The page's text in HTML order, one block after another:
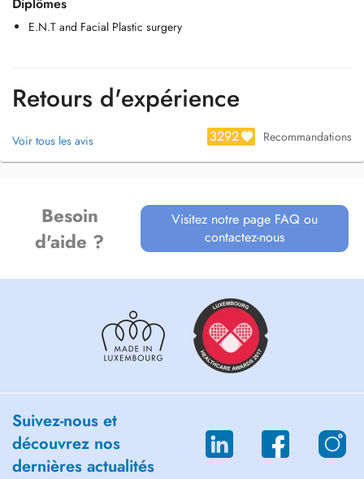
téléphone ou par mail:
E.N.T and Facial Plastic surgery
Retours d'expérience
Voir tous les avis 3292 Recommandations
Besoin
d'aide ?
Visitez notre page FAQ ou
contactez-nous
Suivez-nous et
découvrez nos
dernières actualités